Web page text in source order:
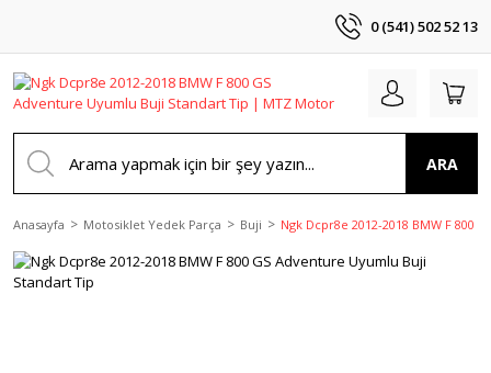
0 (541) 502 52 13
ARA
Anasayfa Motosiklet Yedek Parça Buji Ngk Dcpr8e 2012-2018 BMW F 800